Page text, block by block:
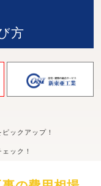
方
ックアップ！
ック！